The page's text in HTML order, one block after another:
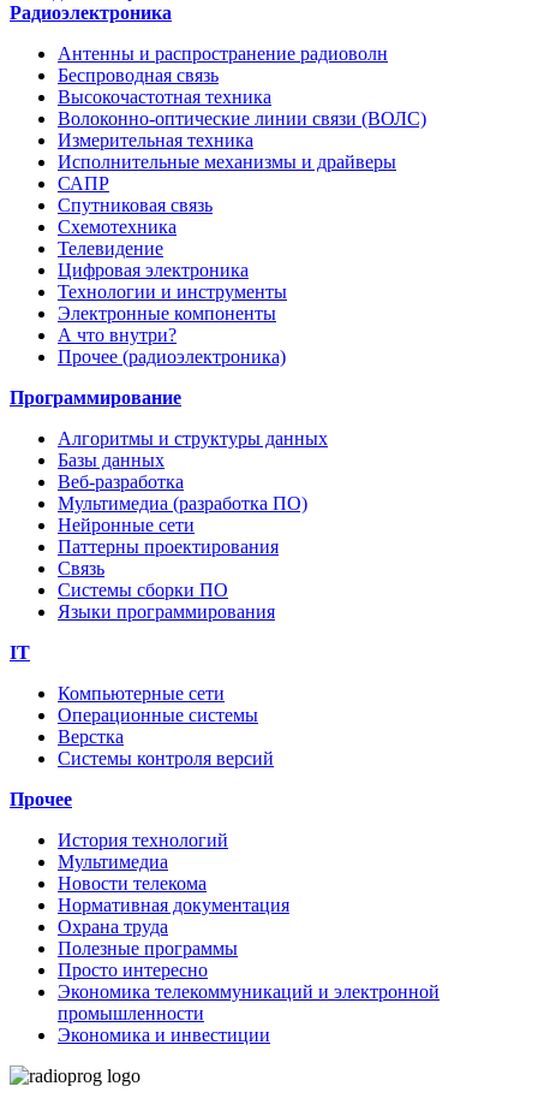
Радиоэлектроника
Антенны и распространение радиоволн
Беспроводная связь
Высокочастотная техника
Волоконно-оптические линии связи (ВОЛС)
Измерительная техника
Исполнительные механизмы и драйверы
САПР
Спутниковая связь
Схемотехника
Телевидение
Цифровая электроника
Технологии и инструменты
Электронные компоненты
А что внутри?
Прочее (радиоэлектроника)
Программирование
Алгоритмы и структуры данных
Базы данных
Веб-разработка
Мультимедиа (разработка ПО)
Нейронные сети
Паттерны проектирования
Связь
Системы сборки ПО
Языки программирования
IT
Компьютерные сети
Операционные системы
Верстка
Системы контроля версий
Прочее
История технологий
Мультимедиа
Новости телекома
Нормативная документация
Охрана труда
Полезные программы
Просто интересно
Экономика телекоммуникаций и электронной
промышленности
Экономика и инвестиции